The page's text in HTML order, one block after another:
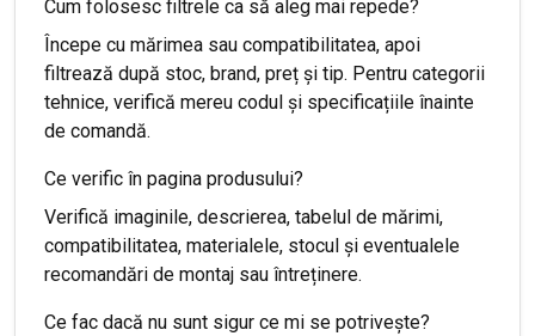
Cum folosesc filtrele ca să aleg mai repede?
Începe cu mărimea sau compatibilitatea, apoi
filtrează după stoc, brand, preț și tip. Pentru categorii
tehnice, verifică mereu codul și specificațiile înainte
de comandă.
Ce verific în pagina produsului?
Verifică imaginile, descrierea, tabelul de mărimi,
compatibilitatea, materialele, stocul și eventualele
recomandări de montaj sau întreținere.
Ce fac dacă nu sunt sigur ce mi se potrivește?